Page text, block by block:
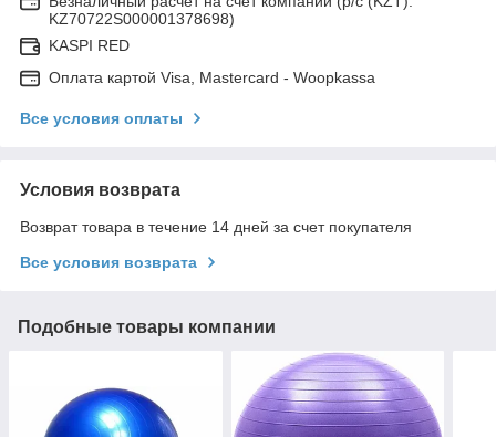
KZ70722S000001378698)
KASPI RED
Оплата картой Visa, Mastercard - Woopkassa
Все условия оплаты
Условия возврата
Возврат товара в течение 14 дней за счет покупателя
Все условия возврата
Подобные товары компании